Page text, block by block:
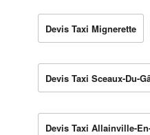
Devis Taxi Mignerette
Devis Taxi Sceaux-Du-
Devis Taxi Allainville-